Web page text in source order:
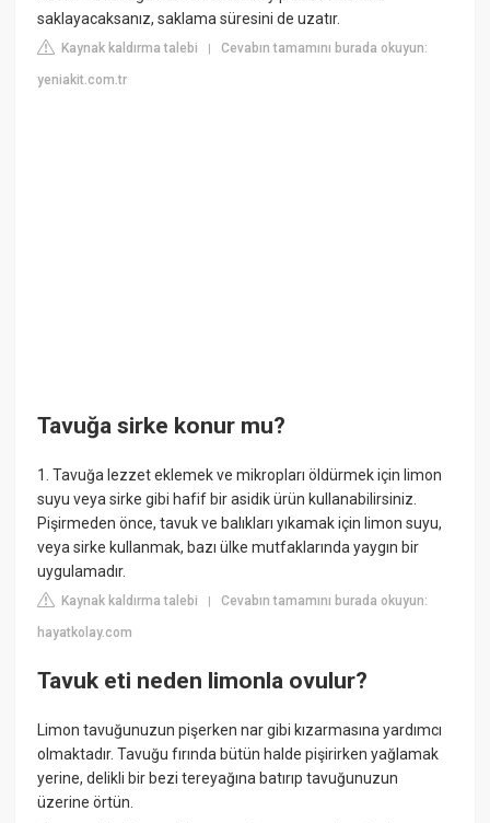
saklayacaksanız, saklama süresini de uzatır.
Kaynak kaldırma talebi |Cevabın tamamını burada okuyun:
yeniakit.com.tr
Tavuğa sirke konur mu?
1. Tavuğa lezzet eklemek ve mikropları öldürmek için limon
suyu veya sirke gibi hafif bir asidik ürün kullanabilirsiniz.
Pişirmeden önce, tavuk ve balıkları yıkamak için limon suyu,
veya sirke kullanmak, bazı ülke mutfaklarında yaygın bir
uygulamadır.
Kaynak kaldırma talebi |Cevabın tamamını burada okuyun:
hayatkolay.com
Tavuk eti neden limonla ovulur?
Limon tavuğunuzun pişerken nar gibi kızarmasına yardımcı
olmaktadır. Tavuğu fırında bütün halde pişirirken yağlamak
yerine, delikli bir bezi tereyağına batırıp tavuğunuzun
üzerine örtün.